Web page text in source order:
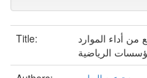
Title:
من أداء الموارد
الرياضية